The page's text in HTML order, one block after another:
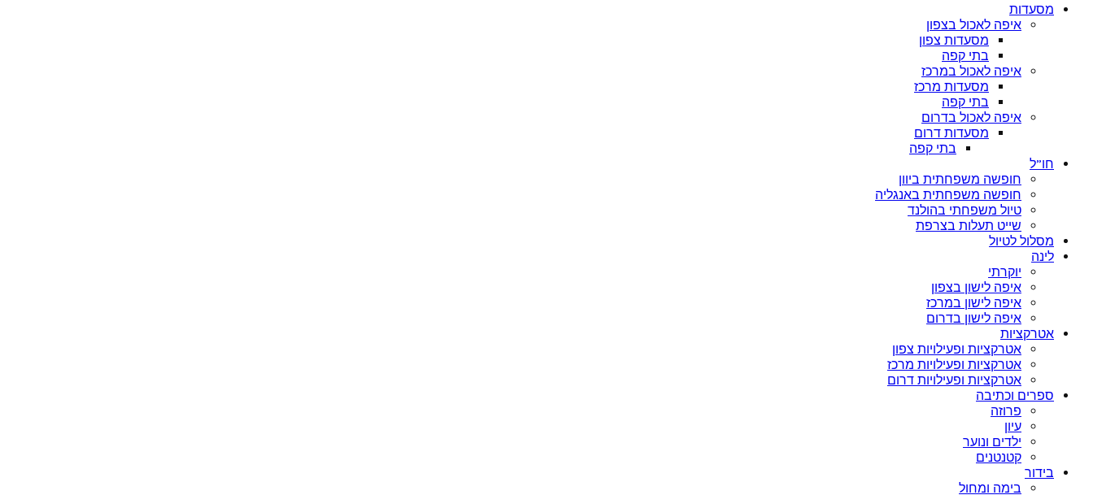
מסעדות
איפה לאכול בצפון
מסעדות צפון
בתי קפה
איפה לאכול במרכז
מסעדות מרכז
בתי קפה
איפה לאכול בדרום
מסעדות דרום
בתי קפה
חו”ל
חופשה משפחתית ביוון
חופשה משפחתית באנגליה
טיול משפחתי בהולנד
שייט תעלות בצרפת
מסלול לטיול
לינה
יוקרתי
איפה לישון בצפון
איפה לישון במרכז
איפה לישון בדרום
אטרקציות
אטרקציות ופעילויות צפון
אטרקציות ופעילויות מרכז
אטרקציות ופעילויות דרום
ספרים וכתיבה
פרוזה
עיון
ילדים ונוער
קטנטנים
בידור
בימה ומחול